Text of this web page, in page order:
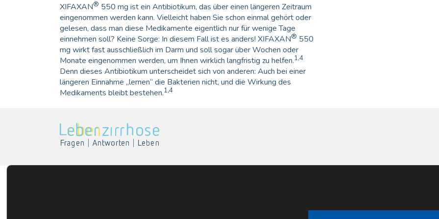
XIFAXAN® 550 mg ist ein Antibiotikum, das über einen längeren Zeitraum
eingenommen werden kann. Vielleicht haben Sie schon einmal gehört oder
gelesen, dass man diese Medikamente eigentlich nur für wenige Tage
einnehmen soll? Keine Sorge: In diesem Fall ist es anders! XIFAXAN® 550
mg wirkt fast ausschließlich im Darm und soll sogar über Wochen oder
Monate eingenommen werden, um Ihnen wirklich langfristig zu helfen.1,4
Denn dieses Antibiotikum unterscheidet sich von anderen: Auch bei einer
längeren Einnahme „lernen“ die Bakterien nicht, und die Wirkung des
Medikaments bleibt bestehen.1,4
Ernährung